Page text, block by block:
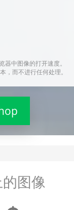
中图像的打开速度。
，而不进行任何处理。
图像